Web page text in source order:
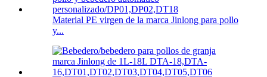
Material PE virgen de la marca Jinlong para pollo
y...